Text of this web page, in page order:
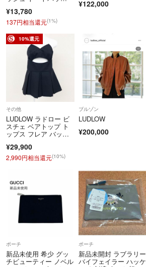
¥13,780
137円相当還元(1%)
¥122,000
10%還元
その他
LUDLOW ラドロー ビ
スチェ ベアトップ ト
ップス フレア バック
ク ウール ブラック 日
本製 レディース 1 b02
162
¥29,900
2,990円相当還元(10%)
ブルゾン
LUDLOW
¥200,000
ポーチ
新品未使用 希少 グッ
チビューティー ノベル
ポーチ
新品未開封 ラブラリー
バイフェイラー ハッケ